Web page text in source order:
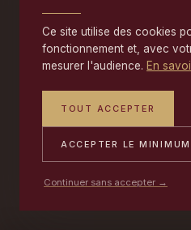
Ce site utilise des cookies
fonctionnement et, avec
mesurer l'audience. En
TOUT ACCEPTER
ACCEPTER LE MINIMUM
Continuer sans accepter →